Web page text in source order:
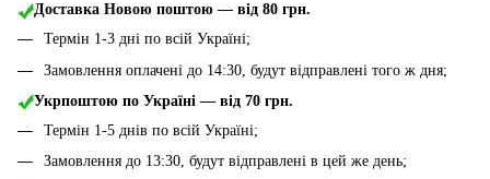
Доставка Новою поштою — від 80 грн.
Термін 1-3 дні по всій Україні;
Замовлення оплачені до 14:30, будут відправлені того ж дня;
Укрпоштою по Україні — від 70 грн.
Термін 1-5 днів по всій Україні;
Замовлення до 13:30, будут відправлені в цей же день;